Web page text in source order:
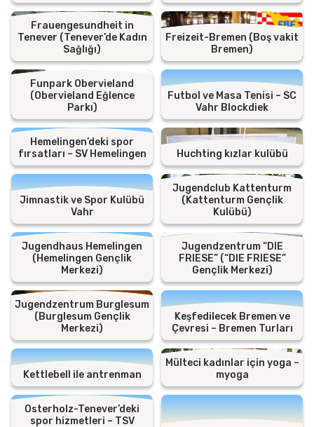
Frauengesundheit in
Tenever (Tenever’de Kadın
Sağlığı)
Freizeit-Bremen (Boş vakit
Bremen)
Funpark Obervieland
(Obervieland Eğlence
Parkı)
Futbol ve Masa Tenisi – SC
Vahr Blockdiek
Hemelingen’deki spor
fırsatları – SV Hemelingen
Huchting kızlar kulübü
Jimnastik ve Spor Kulübü
Vahr
Jugendclub Kattenturm
(Kattenturm Gençlik
Kulübü)
Jugendhaus Hemelingen
(Hemelingen Gençlik
Merkezi)
Jugendzentrum “DIE
FRIESE” (“DIE FRIESE”
Gençlik Merkezi)
Jugendzentrum Burglesum
(Burglesum Gençlik
Merkezi)
Keşfedilecek Bremen ve
Çevresi – Bremen Turları
Kettlebell ile antrenman
Mülteci kadınlar için yoga –
myoga
Osterholz-Tenever’deki
spor hizmetleri – TSV